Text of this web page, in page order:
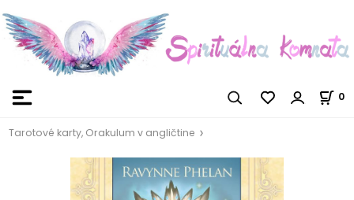
0
Tarotové karty, Orakulum v angličtine